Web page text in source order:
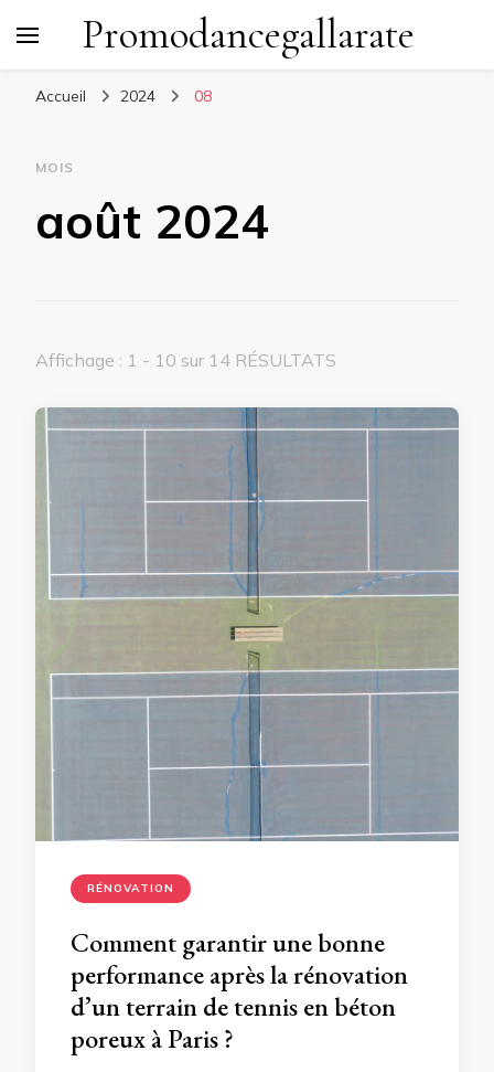
Promodancegallarate
Accueil 2024 08
MOIS
août 2024
Affichage : 1 - 10 sur 14 RÉSULTATS
RÉNOVATION
Comment garantir une bonne
performance après la rénovation
d’un terrain de tennis en béton
poreux à Paris ?